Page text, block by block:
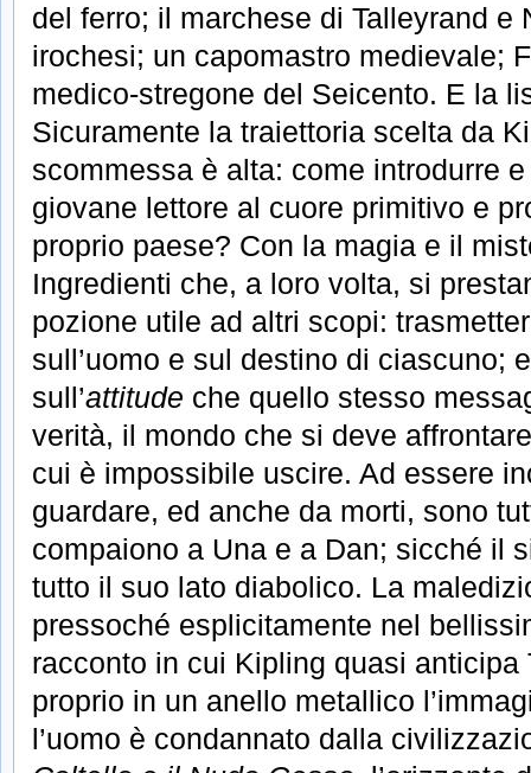
del ferro; il marchese di Talleyrand e
irochesi; un capomastro medievale;
medico-stregone del Seicento. E la
Sicuramente la traiettoria scelta da
scommessa è alta: come introdurre
giovane lettore al cuore primitivo e
proprio paese? Con la magia e il
Ingredienti che, a loro volta, si
pozione utile ad altri scopi:
sull’uomo e sul destino di ciascuno;
sull’attitude che quello stesso
verità, il mondo che si deve
cui è impossibile uscire. Ad essere
guardare, ed anche da morti, sono
compaiono a Una e a Dan; sicché il
tutto il suo lato diabolico. La
pressoché esplicitamente nel
racconto in cui Kipling quasi anticipa
proprio in un anello metallico
l’uomo è condannato dalla